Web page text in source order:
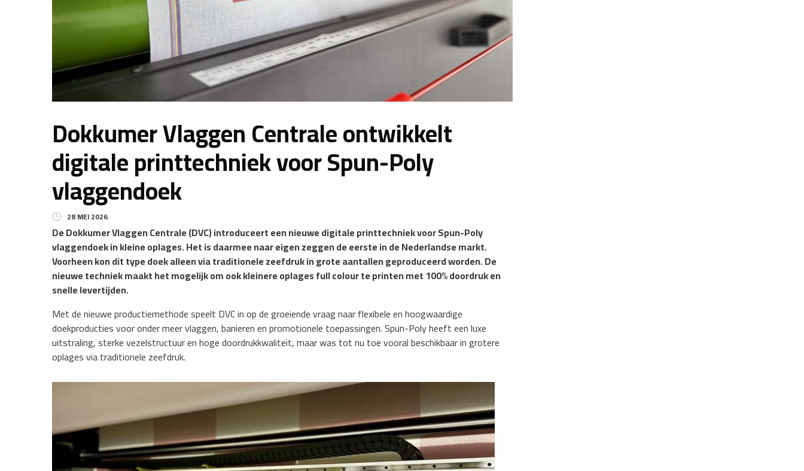
​Dokkumer Vlaggen Centrale ontwikkelt
digitale printtechniek voor Spun-Poly
vlaggendoek
28 MEI 2026
​De Dokkumer Vlaggen Centrale (DVC) introduceert een nieuwe digitale printtechniek voor Spun-Poly
vlaggendoek in kleine oplages. Het is daarmee naar eigen zeggen de eerste in de Nederlandse markt.
Voorheen kon dit type doek alleen via traditionele zeefdruk in grote aantallen geproduceerd worden. De
nieuwe techniek maakt het mogelijk om ook kleinere oplages full colour te printen met 100% doordruk en
snelle levertijden.
Met de nieuwe productiemethode speelt DVC in op de groeiende vraag naar flexibele en hoogwaardige
doekproducties voor onder meer vlaggen, banieren en promotionele toepassingen. Spun-Poly heeft een luxe
uitstraling, sterke vezelstructuur en hoge doordrukkwaliteit, maar was tot nu toe vooral beschikbaar in grotere
oplages via traditionele zeefdruk.